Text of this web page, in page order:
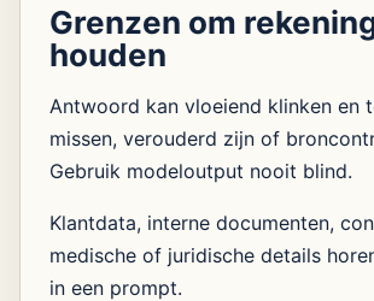
Grenzen om
houden
Antwoord kan vloeiend klinken en
missen, verouderd zijn of
Gebruik modeloutput nooit blind.
Klantdata, interne documenten,
medische of juridische details
in een prompt.